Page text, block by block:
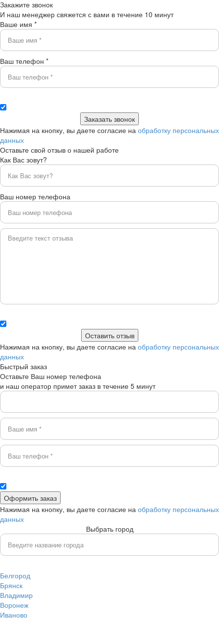
Закажите звонок
И наш менеджер свяжется с вами в течение 10 минут
Ваше имя *
Ваш телефон *
Нажимая на кнопку, вы даете согласие на обработку персональных
данных
Оставьте свой отзыв о нашей работе
Как Вас зовут?
Ваш номер телефона
Нажимая на кнопку, вы даете согласие на обработку персональных
данных
Быстрый заказ
Оставьте Ваш номер телефона
и наш оператор примет заказ в течение 5 минут
Нажимая на кнопку, вы даете согласие на обработку персональных
данных
Выбрать город
Белгород
Брянск
Владимир
Воронеж
Иваново